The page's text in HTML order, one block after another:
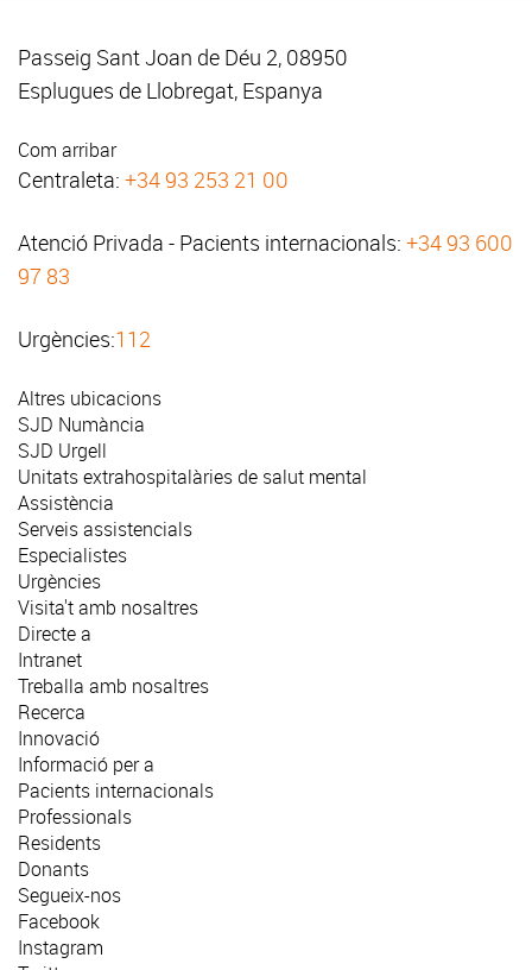
Passeig Sant Joan de Déu 2, 08950
Esplugues de Llobregat, Espanya
Com arribar
Centraleta: +34 93 253 21 00
Atenció Privada - Pacients internacionals: +34 93 600
97 83
Urgències:112
Altres ubicacions
SJD Numància
SJD Urgell
Unitats extrahospitalàries de salut mental
Assistència
Serveis assistencials
Especialistes
Urgències
Visita't amb nosaltres
Directe a
Intranet
Treballa amb nosaltres
Recerca
Innovació
Informació per a
Pacients internacionals
Professionals
Residents
Donants
Segueix-nos
Facebook
Instagram